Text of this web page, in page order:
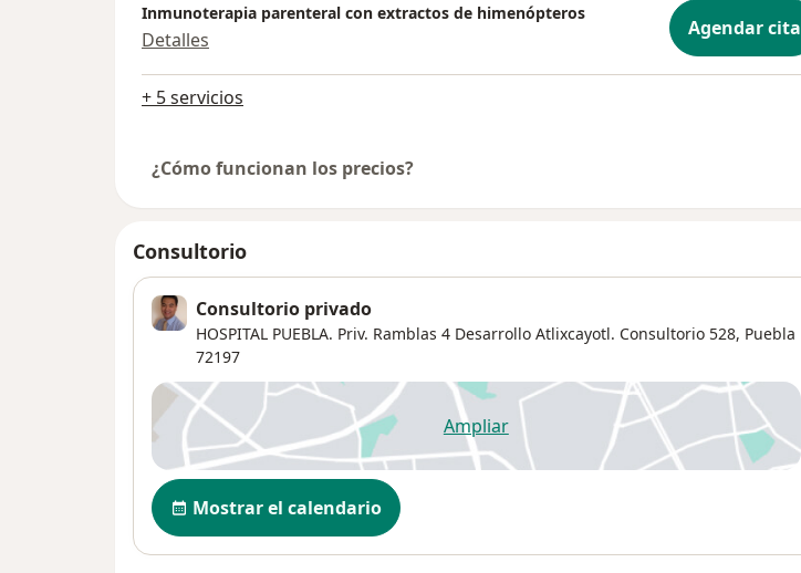
Inmunoterapia parenteral con extractos de himenópteros
Detalles Agendar cita
+ 5 servicios
¿Cómo funcionan los precios?
Consultorio
Consultorio privado
HOSPITAL PUEBLA. Priv. Ramblas 4 Desarrollo Atlixcayotl. Consultorio 528, Puebla
72197
Ampliarse abre en una nueva pestaña
Disponibilidad
Mostrar el calendario